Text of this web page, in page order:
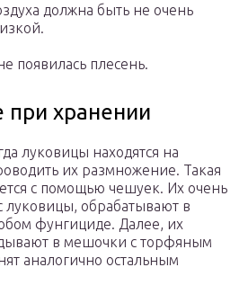
должна быть не очень
появилась плесень.
при хранении
луковицы находятся на
их размножение. Такая
с помощью чешуек. Их очень
луковицы, обрабатывают в
фунгициде. Далее, их
в мешочки с торфяным
аналогично остальным